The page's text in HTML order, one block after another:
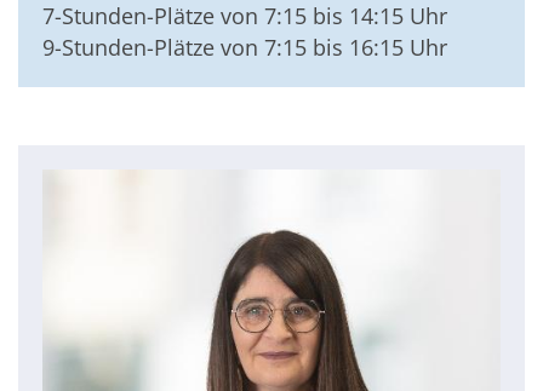
7-Stunden-Plätze von 7:15 bis 14:15 Uhr
9-Stunden-Plätze von 7:15 bis 16:15 Uhr